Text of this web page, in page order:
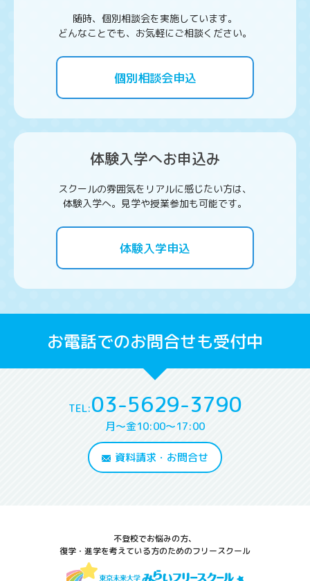
随時、個別相談会を実施しています。
どんなことでも、お気軽にご相談ください。
個別相談会申込
体験入学へお申込み
スクールの雰囲気をリアルに感じたい方は、
体験入学へ。見学や授業参加も可能です。
体験入学申込
お電話でのお問合せも受付中
TEL:03-5629-3790
月～金10:00～17:00
資料請求・お問合せ
不登校でお悩みの方、
復学・進学を考えている方のためのフリースクール